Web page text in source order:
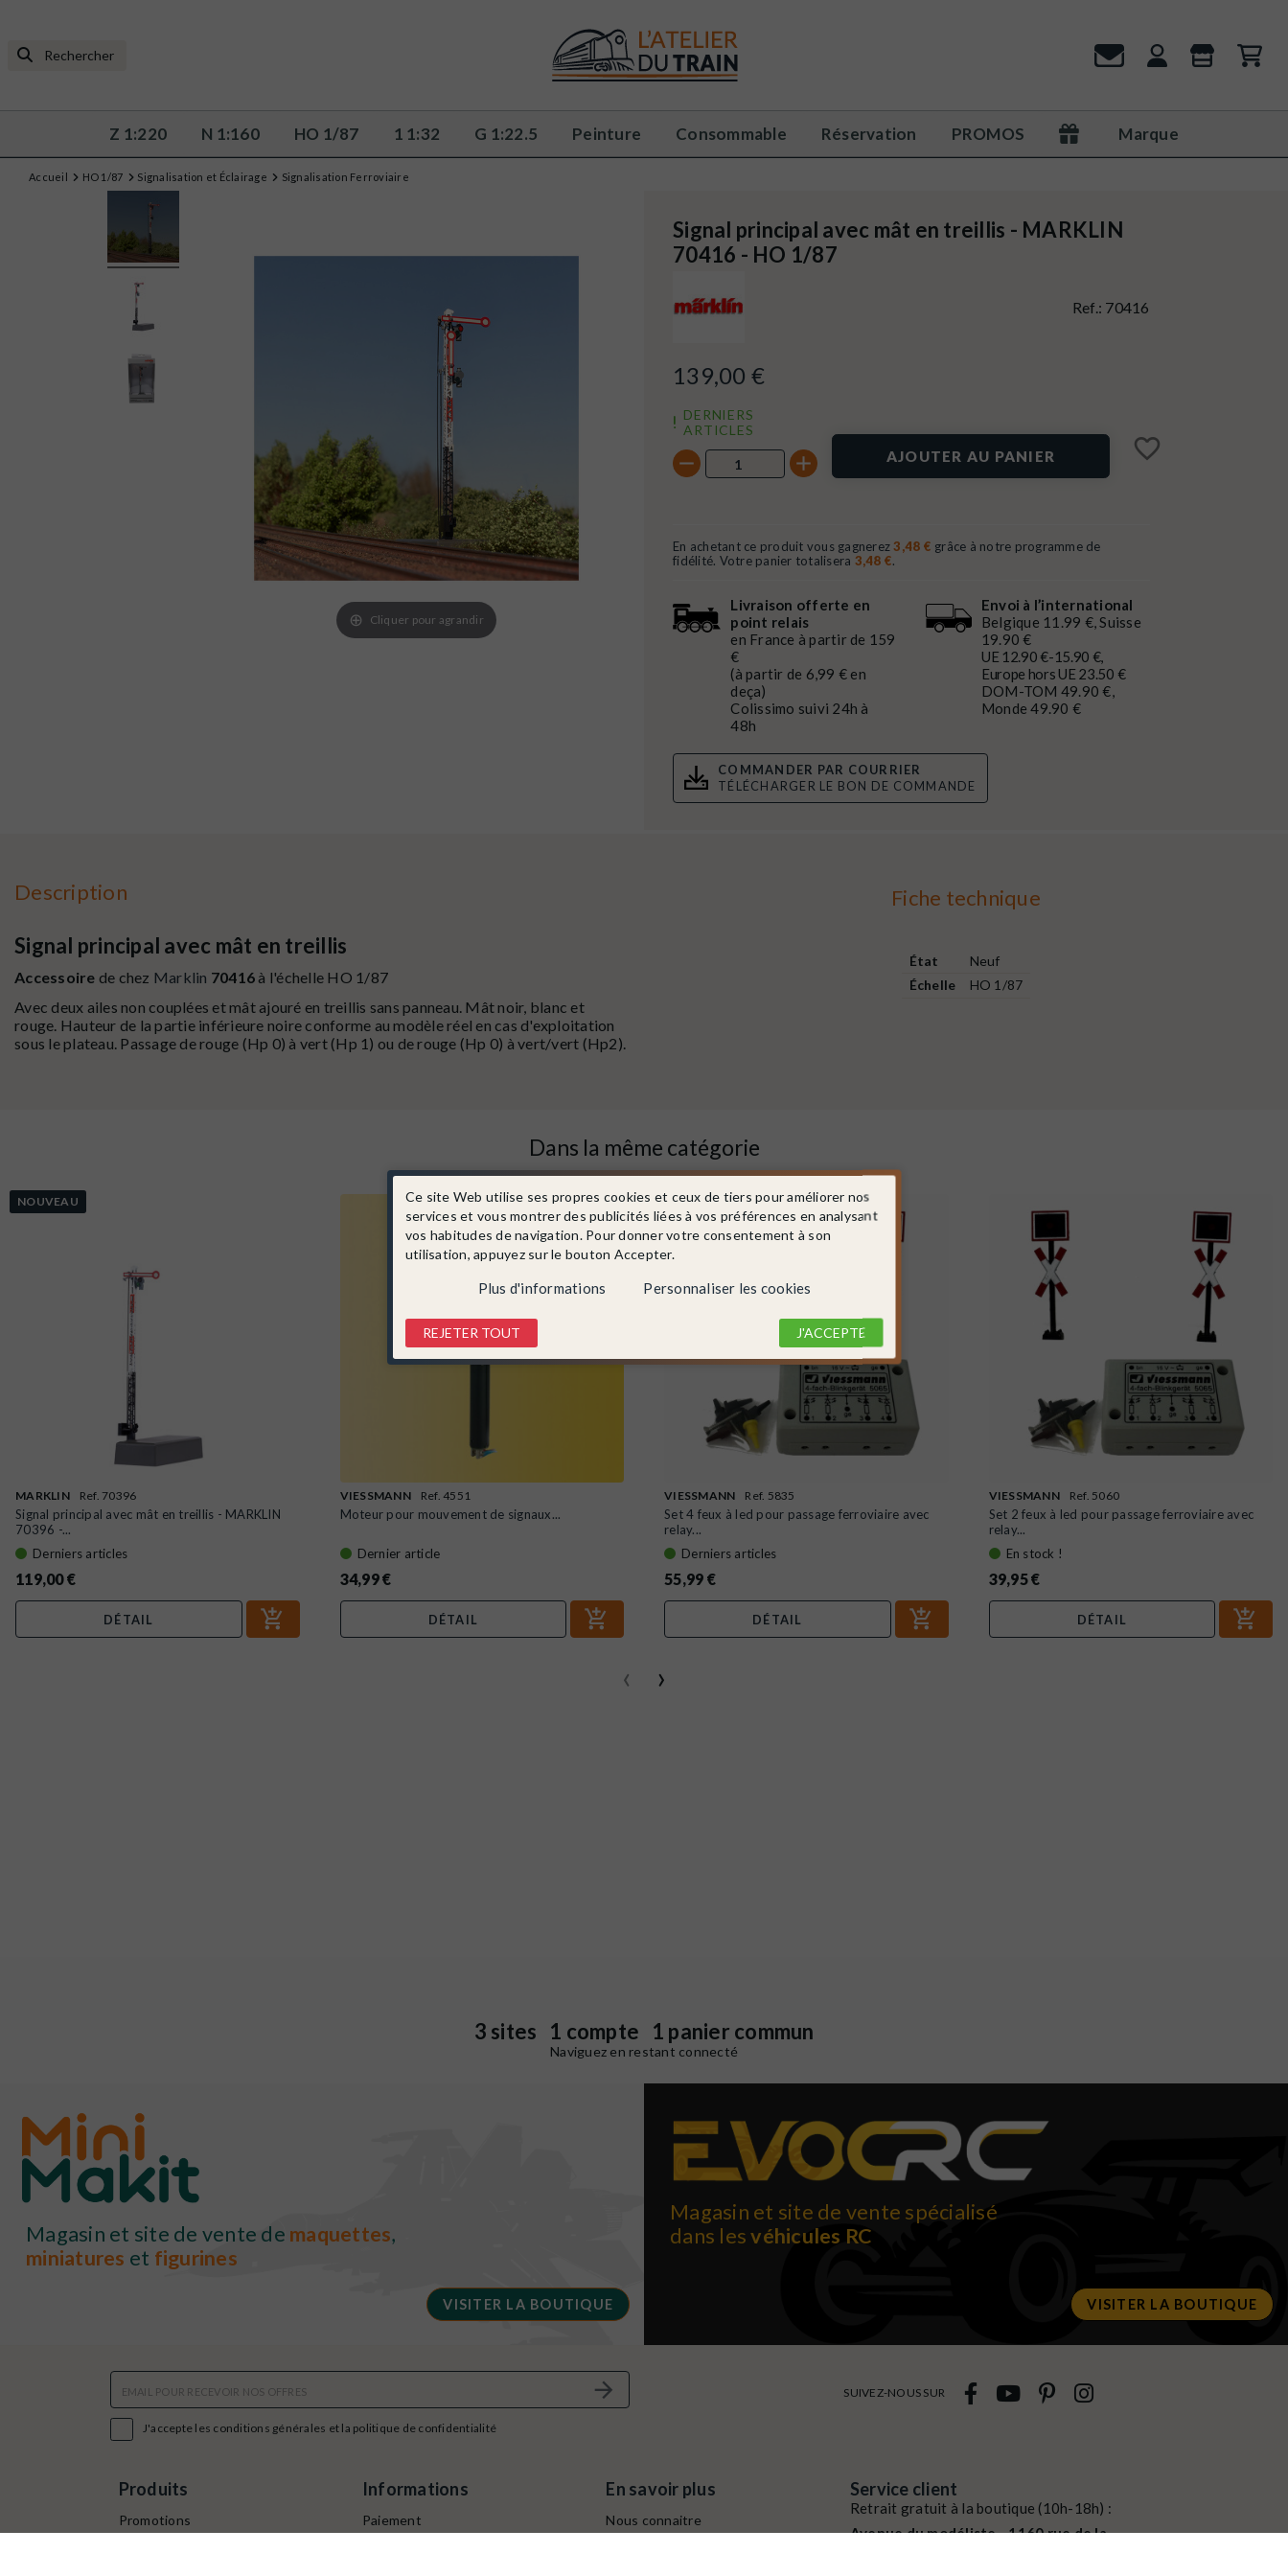
Z 1:220 N 1:160 HO 1/87 1 1:32 G 1:22.5 Peinture Consommable Réservation PROMOS Marque
Accueil HO 1/87 Signalisation et Éclairage Signalisation Ferroviaire
Cliquer pour agrandir
Signal principal avec mât en treillis - MARKLIN
70416 - HO 1/87
Ref.: 70416
139,00 €
DERNIERS
ARTICLES
AJOUTER AU PANIER favorite_border
En achetant ce produit vous gagnerez3,48 € grâce à notre programme de
fidélité. Votre panier totalisera 3,48 €.
Livraison offerte en
point relais
en France à partir de 159
€
(à partir de 6,99 € en
deça)
Colissimo suivi 24h à
48h
Envoi à l’international
Belgique 11.99 €, Suisse
19.90 €
UE 12.90 €-15.90 €,
Europe hors UE 23.50 €
DOM-TOM 49.90 €,
Monde 49.90 €
COMMANDER PAR COURRIER
TÉLÉCHARGER LE BON DE COMMANDE
Description
Signal principal avec mât en treillis
Accessoire de chez Marklin 70416 à l'échelle HO 1/87
Avec deux ailes non couplées et mât ajouré en treillis sans panneau. Mât noir, blanc et
rouge. Hauteur de la partie inférieure noire conforme au modèle réel en cas d'exploitation
sous le plateau. Passage de rouge (Hp 0) à vert (Hp 1) ou de rouge (Hp 0) à vert/vert (Hp2).
Fiche technique
État
Neuf
Échelle
HO 1/87
Dans la même catégorie
NOUVEAU
MARKLIN Ref. 70396
Signal principal avec mât en treillis - MARKLIN
70396 -...
Derniers articles
119,00 €
DÉTAIL
VIESSMANN Ref. 4551
Moteur pour mouvement de signaux...
Dernier article
34,99 €
DÉTAIL
VIESSMANN Ref. 5835
Set 4 feux à led pour passage ferroviaire avec
relay...
Derniers articles
55,99 €
DÉTAIL
VIESSMANN Ref. 5060
Set 2 feux à led pour passage ferroviaire avec
relay...
En stock !
39,95 €
DÉTAIL
‹ ›
3 sites 1 compte 1 panier commun
Naviguez en restant connecté
Magasin et site de vente de maquettes,
miniatures et figurines
VISITER LA BOUTIQUE
Magasin et site de vente spécialisé
dans lesvéhicules RC
VISITER LA BOUTIQUE
J'accepte les conditions générales et la politique de confidentialité
SUIVEZ-NOUS SUR
Produits
Promotions
Informations
Paiement
En savoir plus
Nous connaitre
Service client
Retrait gratuit à la boutique (10h-18h) :
Avenue du modéliste - 1160 rue de la
Ce site Web utilise ses propres cookies et ceux de tiers pour améliorer nos
services et vous montrer des publicités liées à vos préférences en analysant
vos habitudes de navigation. Pour donner votre consentement à son
utilisation, appuyez sur le bouton Accepter.
Plus d'informations Personnaliser les cookies
REJETER TOUT J'ACCEPTE